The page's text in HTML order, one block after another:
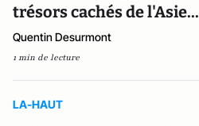
trésors cachés de l'Asie...
Quentin Desurmont
1 min de lecture
LA-HAUT